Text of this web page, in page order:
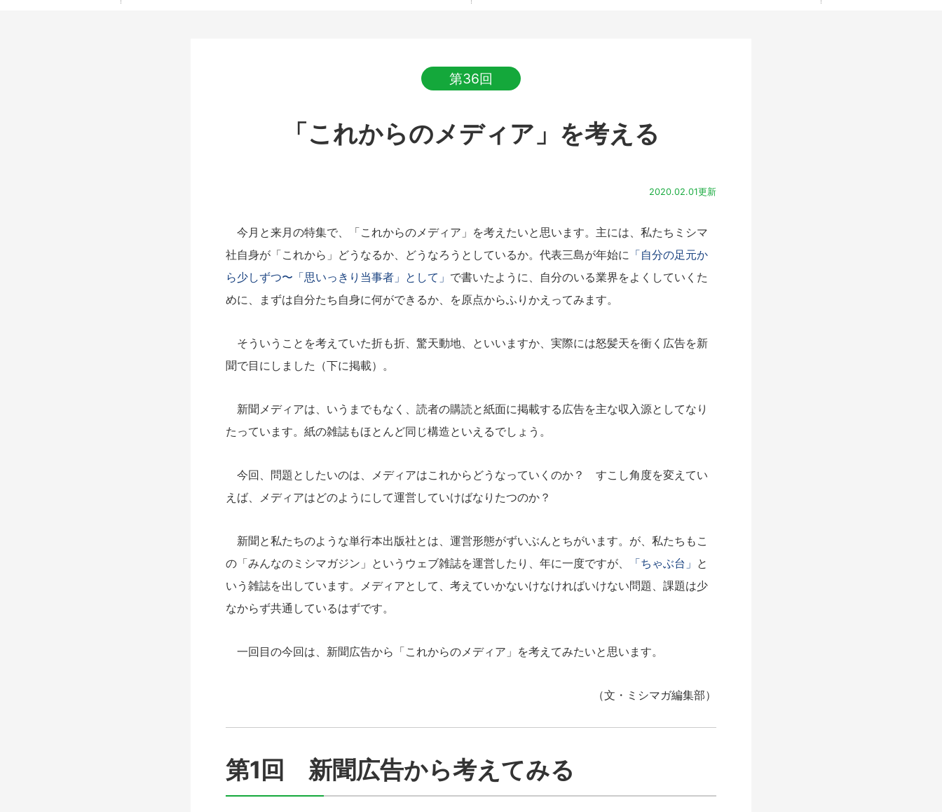
第36回
「これからのメディア」を考える
2020.02.01更新
今月と来月の特集で、「これからのメディア」を考えたいと思います。主には、私たちミシマ
社自身が「これから」どうなるか、どうなろうとしているか。代表三島が年始に 「自分の足元か
ら少しずつ〜「思いっきり当事者」として」 で書いたように、自分のいる業界をよくしていくた
めに、まずは自分たち自身に何ができるか、を原点からふりかえってみます。
そういうことを考えていた折も折、驚天動地、といいますか、実際には怒髪天を衝く広告を新
聞で目にしました（下に掲載）。
新聞メディアは、いうまでもなく、読者の購読と紙面に掲載する広告を主な収入源としてなり
たっています。紙の雑誌もほとんど同じ構造といえるでしょう。
今回、問題としたいのは、メディアはこれからどうなっていくのか？ すこし角度を変えてい
えば、メディアはどのようにして運営していけばなりたつのか？
新聞と私たちのような単行本出版社とは、運営形態がずいぶんとちがいます。が、私たちもこ
の「みんなのミシマガジン」というウェブ雑誌を運営したり、年に一度ですが、
「ちゃぶ台」 と
いう雑誌を出しています。メディアとして、考えていかないけなければいけない問題、課題は少
なからず共通しているはずです。
一回目の今回は、新聞広告から「これからのメディア」を考えてみたいと思います。
（文・ミシマガ編集部）
第1 回 新聞広告から考えてみる